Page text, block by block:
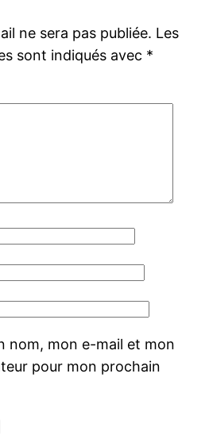
ne sera pas publiée. Les
sont indiqués avec *
nom, mon e-mail et mon
pour mon prochain